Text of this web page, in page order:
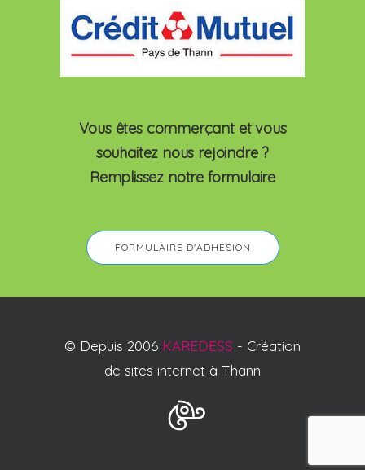
Vous êtes commerçant et vous
souhaitez nous rejoindre ?
Remplissez notre formulaire
FORMULAIRE D'ADHESION
© Depuis 2006 KAREDESS - Création
de sites internet à Thann